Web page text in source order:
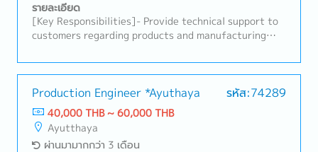
รายละเอียด
[Key Responsibilities]- Provide technical support to
customers regarding products and manufacturing
between customers and internal teams.- Support
product qualification activities, including process
evaluation and validation.- Investigate and
troubleshoot technical and process-related issues.-
Understand customer requirements and coordinate
with relevant departments to deliver effective
solutions.- Assist customers with process
Production Engineer *Ayuthaya รหัส:74289
40,000 THB ~ 60,000 THB
Ayutthaya
ผ่านมามากกว่า 3 เดือน